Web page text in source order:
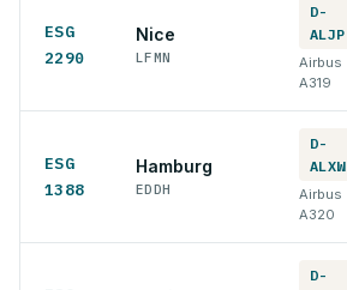
ESG
2290
Nice
LFMN
D-
ALJP
Airbus
A319
ESG
1388
Hamburg
EDDH
D-
ALXW
Airbus
A320
D-